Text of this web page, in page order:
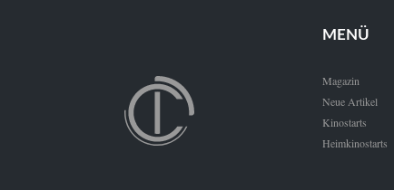
MENÜ
Magazin
Neue Artikel
Kinostarts
Heimkinostarts